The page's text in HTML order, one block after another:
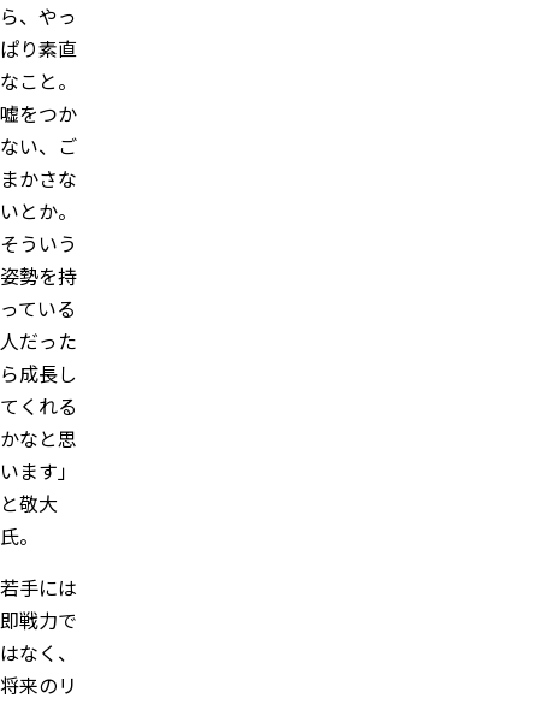
ら、やっ
ぱり素直
なこと。
嘘をつか
ない、ご
まかさな
いとか。
そういう
姿勢を持
っている
人だった
ら成長し
てくれる
かなと思
います」
と敬大
氏。
若手には
即戦力で
はなく、
将来のリ